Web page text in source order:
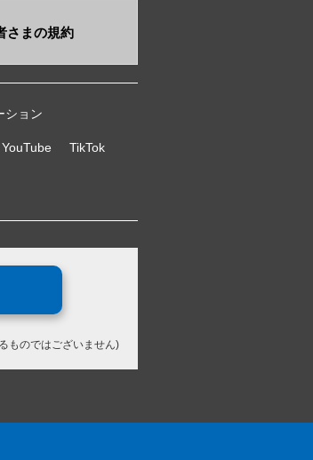
さまの規約
ション
YouTube TikTok
ものではございません)